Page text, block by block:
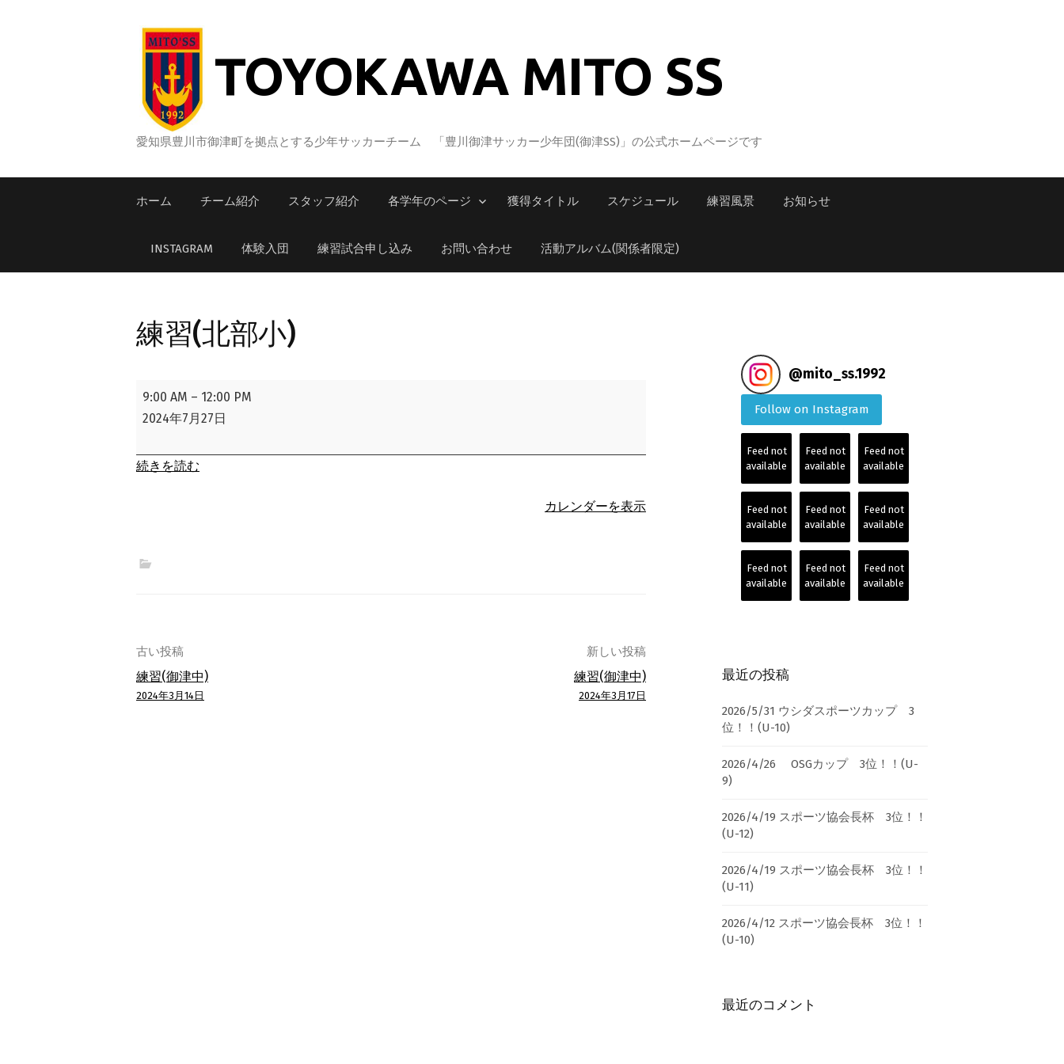
ッ
TOYOKAWA MITO SS
愛知県豊川市御津町を拠点とする少年サッカーチーム 「豊川御津サッカー少年団(御津SS)」の公式ホームページです
ホーム チーム紹介 スタッフ紹介 各学年のページ 獲得タイトル スケジュール 練習風景 お知らせ
INSTAGRAM 体験入団 練習試合申し込み お問い合わせ 活動アルバム(関係者限定)
練習(北部小)
練
習
部
小)
9:00 AM – 12:00 PM
2024年7月27日
続きを読む
カレンダーを表示
投
稿
古い投稿
練習(御津中)
2024年3月14日
新しい投稿
練習(御津中)
2024年3月17日
@mito_ss.1992
Follow on Instagram
Feed not
available
Feed not
available
Feed not
available
Feed not
available
Feed not
available
Feed not
available
Feed not
available
Feed not
available
Feed not
available
最近の投稿
2026/5/31 ウシダスポーツカップ 3
位！！(U-10)
2026/4/26 OSGカップ 3位！！(U-
9)
2026/4/19 スポーツ協会長杯 3位！！
(U-12)
2026/4/19 スポーツ協会長杯 3位！！
(U-11)
2026/4/12 スポーツ協会長杯 3位！！
(U-10)
最近のコメント